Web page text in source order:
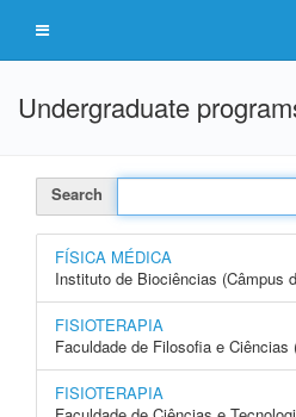
Undergraduate
Search
FÍSICA MÉDICA
Instituto de Biociências (Câmpus
FISIOTERAPIA
Faculdade de Filosofia e
FISIOTERAPIA